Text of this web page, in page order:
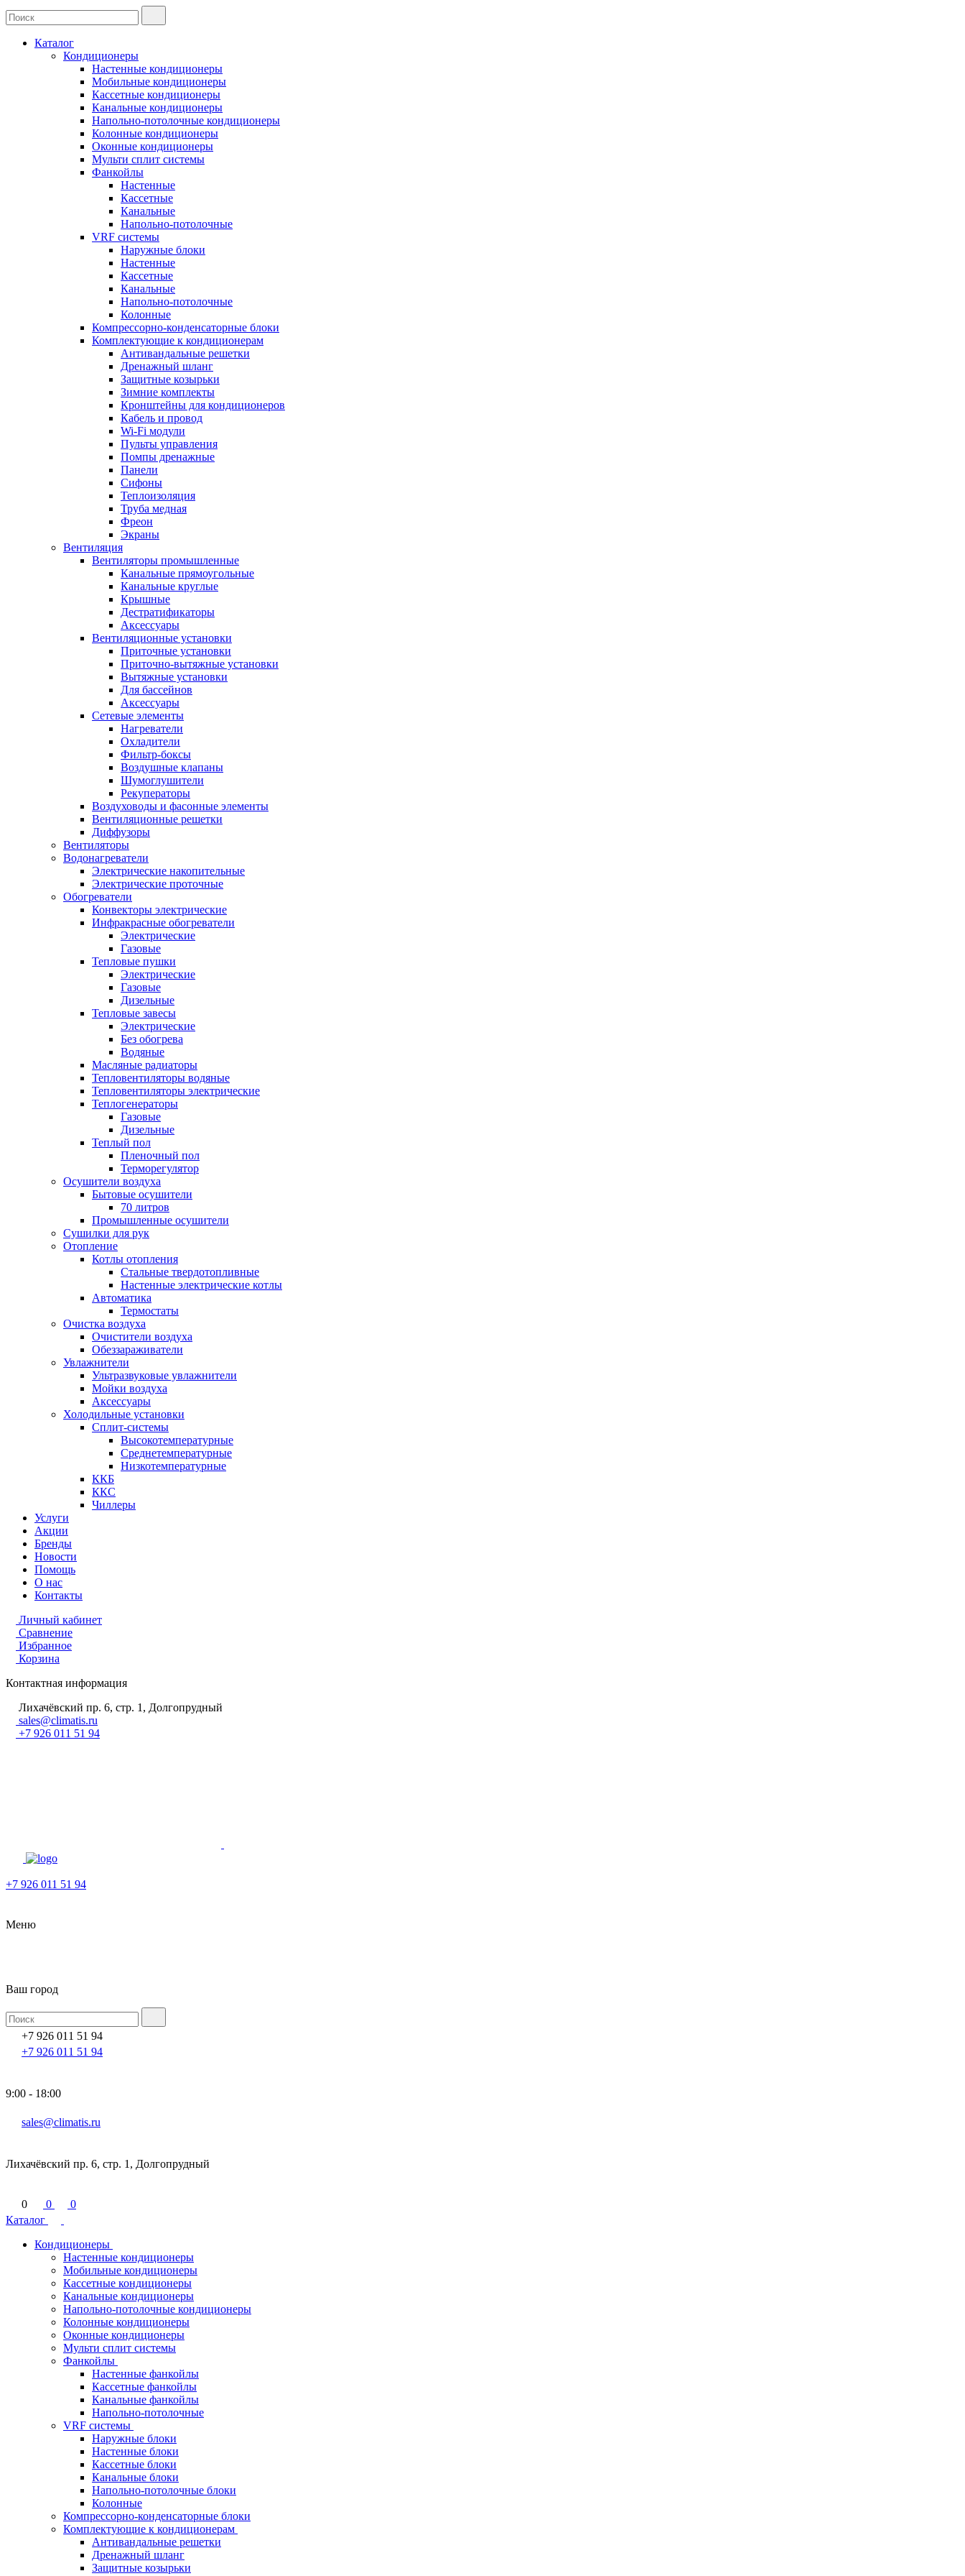
Каталог
Кондиционеры
Настенные кондиционеры
Мобильные кондиционеры
Кассетные кондиционеры
Канальные кондиционеры
Напольно-потолочные кондиционеры
Колонные кондиционеры
Оконные кондиционеры
Мульти сплит системы
Фанкойлы
Настенные
Кассетные
Канальные
Напольно-потолочные
VRF системы
Наружные блоки
Настенные
Кассетные
Канальные
Напольно-потолочные
Колонные
Компрессорно-конденсаторные блоки
Комплектующие к кондиционерам
Антивандальные решетки
Дренажный шланг
Защитные козырьки
Зимние комплекты
Кронштейны для кондиционеров
Кабель и провод
Wi-Fi модули
Пульты управления
Помпы дренажные
Панели
Сифоны
Теплоизоляция
Труба медная
Фреон
Экраны
Вентиляция
Вентиляторы промышленные
Канальные прямоугольные
Канальные круглые
Крышные
Дестратификаторы
Аксессуары
Вентиляционные установки
Приточные установки
Приточно-вытяжные установки
Вытяжные установки
Для бассейнов
Аксессуары
Сетевые элементы
Нагреватели
Охладители
Фильтр-боксы
Воздушные клапаны
Шумоглушители
Рекуператоры
Воздуховоды и фасонные элементы
Вентиляционные решетки
Диффузоры
Вентиляторы
Водонагреватели
Электрические накопительные
Электрические проточные
Обогреватели
Конвекторы электрические
Инфракрасные обогреватели
Электрические
Газовые
Тепловые пушки
Электрические
Газовые
Дизельные
Тепловые завесы
Электрические
Без обогрева
Водяные
Масляные радиаторы
Тепловентиляторы водяные
Тепловентиляторы электрические
Теплогенераторы
Газовые
Дизельные
Теплый пол
Пленочный пол
Терморегулятор
Осушители воздуха
Бытовые осушители
70 литров
Промышленные осушители
Сушилки для рук
Отопление
Котлы отопления
Стальные твердотопливные
Настенные электрические котлы
Автоматика
Термостаты
Очистка воздуха
Очистители воздуха
Обеззараживатели
Увлажнители
Ультразвуковые увлажнители
Мойки воздуха
Аксессуары
Холодильные установки
Сплит-системы
Высокотемпературные
Среднетемпературные
Низкотемпературные
ККБ
ККС
Чиллеры
Услуги
Акции
Бренды
Новости
Помощь
О нас
Контакты
Личный кабинет
Сравнение
Избранное
Корзина
Контактная информация
Лихачёвский пр. 6, стр. 1, Долгопрудный
sales@climatis.ru
+7 926 011 51 94
+7 926 011 51 94
Меню
Ваш город
+7 926 011 51 94
+7 926 011 51 94
9:00 - 18:00
sales@climatis.ru
Лихачёвский пр. 6, стр. 1, Долгопрудный
0 0
0
Каталог
Кондиционеры
Настенные кондиционеры
Мобильные кондиционеры
Кассетные кондиционеры
Канальные кондиционеры
Напольно-потолочные кондиционеры
Колонные кондиционеры
Оконные кондиционеры
Мульти сплит системы
Фанкойлы
Настенные фанкойлы
Кассетные фанкойлы
Канальные фанкойлы
Напольно-потолочные
VRF системы
Наружные блоки
Настенные блоки
Кассетные блоки
Канальные блоки
Напольно-потолочные блоки
Колонные
Компрессорно-конденсаторные блоки
Комплектующие к кондиционерам
Антивандальные решетки
Дренажный шланг
Защитные козырьки